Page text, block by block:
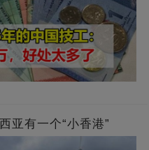
亚有一个“小香港”